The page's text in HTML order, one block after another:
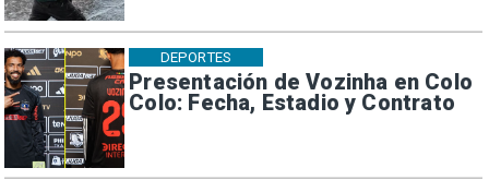
Presentación de Vozinha en Colo
Colo: Fecha, Estadio y Contrato
DEPORTES